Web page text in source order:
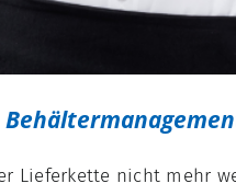
nicht mehr